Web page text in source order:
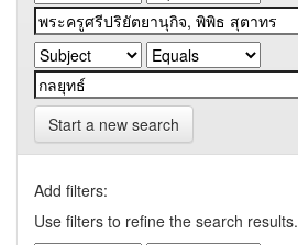
Start a new search
Add filters:
Use filters to refine the search results.